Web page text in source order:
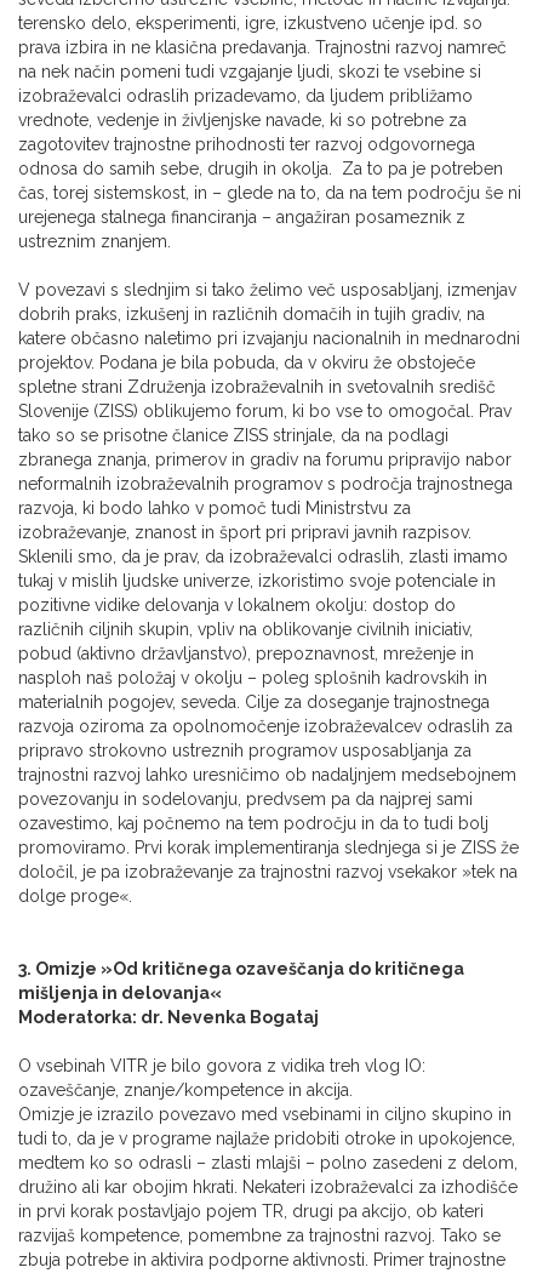
terensko delo, eksperimenti, igre, izkustveno učenje ipd. so
prava izbira in ne klasična predavanja. Trajnostni razvoj namreč
na nek način pomeni tudi vzgajanje ljudi, skozi te vsebine si
izobraževalci odraslih prizadevamo, da ljudem približamo
vrednote, vedenje in življenjske navade, ki so potrebne za
zagotovitev trajnostne prihodnosti ter razvoj odgovornega
odnosa do samih sebe, drugih in okolja. Za to pa je potreben
čas, torej sistemskost, in – glede na to, da na tem področju še ni
urejenega stalnega financiranja – angažiran posameznik z
ustreznim znanjem.
V povezavi s slednjim si tako želimo več usposabljanj, izmenjav
dobrih praks, izkušenj in različnih domačih in tujih gradiv, na
katere občasno naletimo pri izvajanju nacionalnih in mednarodni
projektov. Podana je bila pobuda, da v okviru že obstoječe
spletne strani Združenja izobraževalnih in svetovalnih središč
Slovenije (ZISS) oblikujemo forum, ki bo vse to omogočal. Prav
tako so se prisotne članice ZISS strinjale, da na podlagi
zbranega znanja, primerov in gradiv na forumu pripravijo nabor
neformalnih izobraževalnih programov s področja trajnostnega
razvoja, ki bodo lahko v pomoč tudi Ministrstvu za
izobraževanje, znanost in šport pri pripravi javnih razpisov.
Sklenili smo, da je prav, da izobraževalci odraslih, zlasti imamo
tukaj v mislih ljudske univerze, izkoristimo svoje potenciale in
pozitivne vidike delovanja v lokalnem okolju: dostop do
različnih ciljnih skupin, vpliv na oblikovanje civilnih iniciativ,
pobud (aktivno državljanstvo), prepoznavnost, mreženje in
nasploh naš položaj v okolju – poleg splošnih kadrovskih in
materialnih pogojev, seveda. Cilje za doseganje trajnostnega
razvoja oziroma za opolnomočenje izobraževalcev odraslih za
pripravo strokovno ustreznih programov usposabljanja za
trajnostni razvoj lahko uresničimo ob nadaljnjem medsebojnem
povezovanju in sodelovanju, predvsem pa da najprej sami
ozavestimo, kaj počnemo na tem področju in da to tudi bolj
promoviramo. Prvi korak implementiranja slednjega si je ZISS že
določil, je pa izobraževanje za trajnostni razvoj vsekakor »tek na
dolge proge«.
3. Omizje »Od kritičnega ozaveščanja do kritičnega
mišljenja in delovanja«
Moderatorka: dr. Nevenka Bogataj
O vsebinah VITR je bilo govora z vidika treh vlog IO:
ozaveščanje, znanje/kompetence in akcija.
Omizje je izrazilo povezavo med vsebinami in ciljno skupino in
tudi to, da je v programe najlaže pridobiti otroke in upokojence,
medtem ko so odrasli – zlasti mlajši – polno zasedeni z delom,
družino ali kar obojim hkrati. Nekateri izobraževalci za izhodišče
in prvi korak postavljajo pojem TR, drugi pa akcijo, ob kateri
razvijaš kompetence, pomembne za trajnostni razvoj. Tako se
zbuja potrebe in aktivira podporne aktivnosti. Primer trajnostne